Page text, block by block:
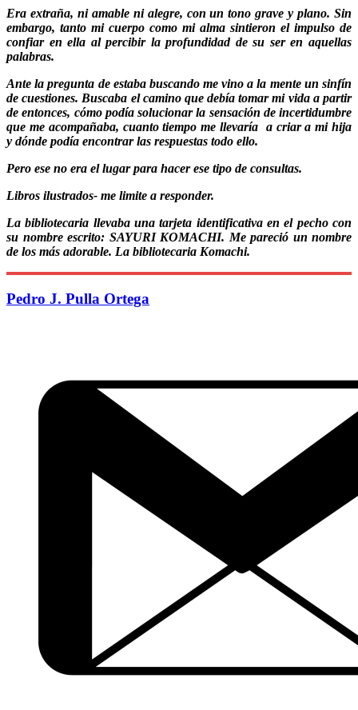
Era extraña, ni amable ni alegre, con un tono grave y plano. Sin
embargo, tanto mi cuerpo como mi alma sintieron el impulso de
confiar en ella al percibir la profundidad de su ser en aquellas
palabras.
Ante la pregunta de estaba buscando me vino a la mente un sinfín
de cuestiones. Buscaba el camino que debía tomar mi vida a partir
de entonces, cómo podía solucionar la sensación de incertidumbre
que me acompañaba, cuanto tiempo me llevaría a criar a mi hija
y dónde podía encontrar las respuestas todo ello.
Pero ese no era el lugar para hacer ese tipo de consultas.
Libros ilustrados- me limite a responder.
La bibliotecaria llevaba una tarjeta identificativa en el pecho con
su nombre escrito: SAYURI KOMACHI. Me pareció un nombre
de los más adorable. La bibliotecaria Komachi.
Pedro J. Pulla Ortega